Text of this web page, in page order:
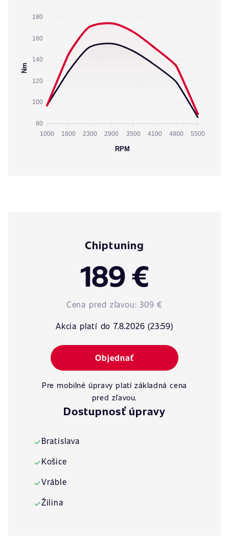
180
160
140
120
100
80
Nm
1000 1600 2300 2900 3500 4100 4800 5500
RPM
Chiptuning
189 €
Cena pred zľavou:309 €
Akcia platí do 7.8.2026 (23:59)
Objednať
Pre mobilné úpravy platí základná cena
pred zľavou.
Dostupnosť úpravy
✓Bratislava
✓Košice
✓Vráble
✓Žilina